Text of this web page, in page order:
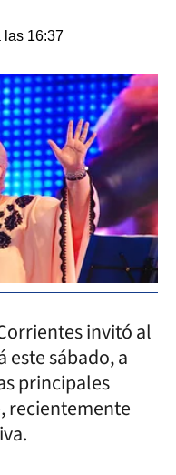
las 16:37
invitó al
este sábado, a
principales
recientemente